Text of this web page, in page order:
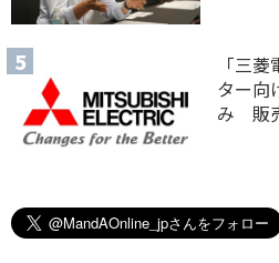
「三
ター向
み 販